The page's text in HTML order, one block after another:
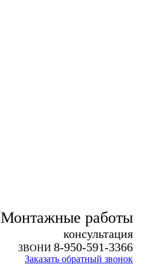
Монтажные работы
консультация
ЗВОНИ 8-950-591-3366
Заказать обратный звонок